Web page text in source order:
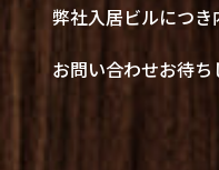
弊社入居ビルにつき
お問い合わせお待ち